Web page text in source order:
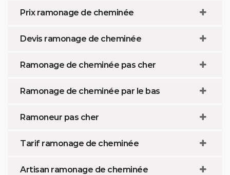
Prix ramonage de cheminée
Devis ramonage de cheminée
Ramonage de cheminée pas cher
Ramonage de cheminée par le bas
Ramoneur pas cher
Tarif ramonage de cheminée
Artisan ramonage de cheminée